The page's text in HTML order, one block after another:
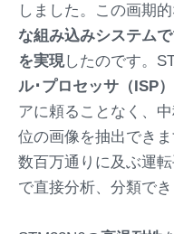
しました。この画期
な組み込みシステム
を実現したのです。
ル･プロセッサ（ISP）
アに頼ることなく、
位の画像を抽出でき
数百万通りに及ぶ運
で直接分析、分類でき